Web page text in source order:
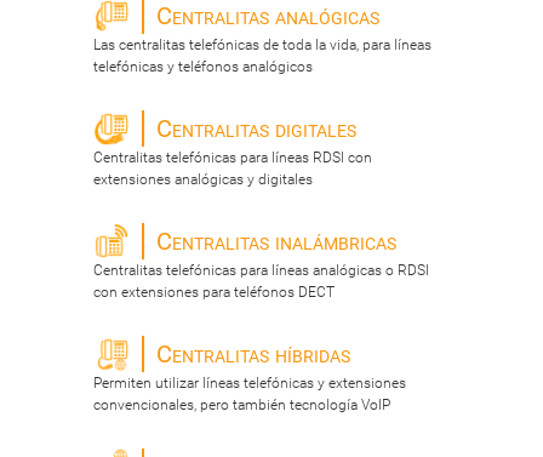
Centralitas analógicas
Las centralitas telefónicas de toda la vida, para líneas
telefónicas y teléfonos analógicos
Centralitas digitales
Centralitas telefónicas para líneas RDSI con
extensiones analógicas y digitales
Centralitas inalámbricas
Centralitas telefónicas para líneas analógicas o RDSI
con extensiones para teléfonos DECT
Centralitas híbridas
Permiten utilizar líneas telefónicas y extensiones
convencionales, pero también tecnología VoIP